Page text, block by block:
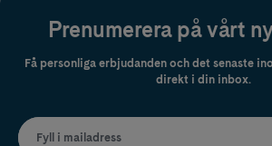
Prenumerera på vårt
Få personliga erbjudanden och det senaste
direkt i din inbox.
Fyll i mailadress